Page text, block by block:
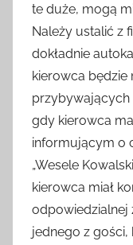
te duże, mogą
Należy ustalić z
dokładnie
kierowca będzie
przybywających
gdy kierowca
informującym o
„Wesele
kierowca miał
odpowiedzialnej
jednego z